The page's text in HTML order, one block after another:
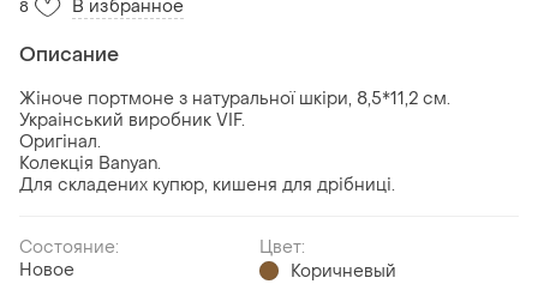
8 В избранное
Описание
Жіноче портмоне з натуральної шкіри, 8,5*11,2 см.
Украінський виробник VIF.
Оригінал.
Колекція Banyan.
Для складених купюр, кишеня для дрібниці.
Состояние:
Новое
Цвет:
Коричневый